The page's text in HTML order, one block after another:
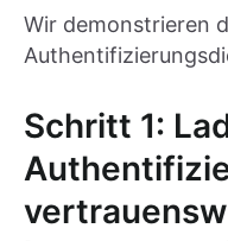
Wir demonstrieren
Schritt 1: